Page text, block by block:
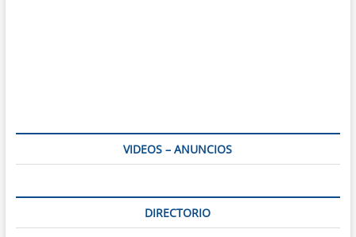
VIDEOS – ANUNCIOS
DIRECTORIO